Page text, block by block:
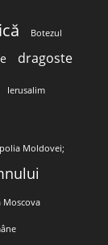
Botezul
dragoste
Ierusalim
Moldovei;
Moscova